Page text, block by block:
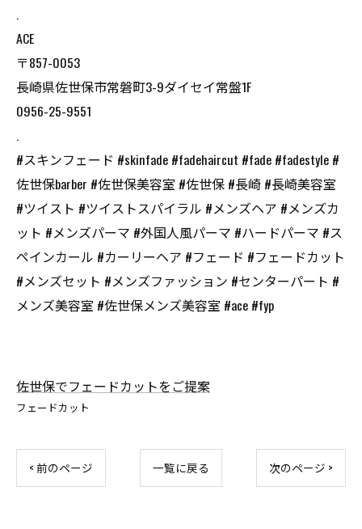
.
ACE
〒857-0053
長崎県佐世保市常磐町3-9ダイセイ常盤1F
0956-25-9551
.
#スキンフェード #skinfade #fadehaircut #fade #fadestyle #
佐世保barber #佐世保美容室 #佐世保 #長崎 #長崎美容室
#ツイスト #ツイストスパイラル #メンズヘア #メンズカ
ット #メンズパーマ #外国人風パーマ #ハードパーマ #ス
ペインカール #カーリーヘア #フェード #フェードカット
#メンズセット #メンズファッション #センターパート #
メンズ美容室 #佐世保メンズ美容室 #ace #fyp
佐世保でフェードカットをご提案
フェードカット
< 前のページ 一覧に戻る 次のページ >